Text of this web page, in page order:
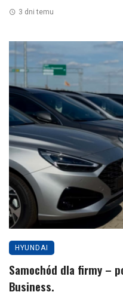
3 dni temu
HYUNDAI
Samochód dla firmy –
Business.